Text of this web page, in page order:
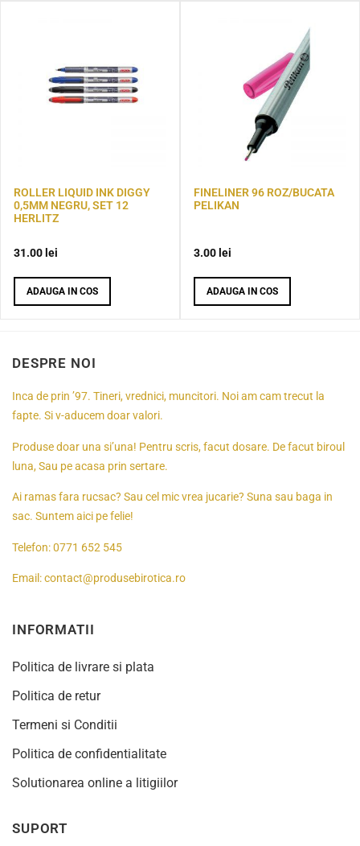
ROLLER LIQUID INK DIGGY
0,5MM NEGRU, SET 12
HERLITZ
31.00 lei
ADAUGA IN COS
FINELINER 96 ROZ/BUCATA
PELIKAN
3.00 lei
ADAUGA IN COS
DESPRE NOI
Inca de prin ’97. Tineri, vrednici, muncitori. Noi am cam trecut la
fapte. Si v-aducem doar valori.
Produse doar una si’una! Pentru scris, facut dosare. De facut biroul
luna, Sau pe acasa prin sertare.
Ai ramas fara rucsac? Sau cel mic vrea jucarie? Suna sau baga in
sac. Suntem aici pe felie!
Telefon:0771 652 545
Email:contact@produsebirotica.ro
INFORMATII
Politica de livrare si plata
Politica de retur
Termeni si Conditii
Politica de confidentialitate
Solutionarea online a litigiilor
SUPORT